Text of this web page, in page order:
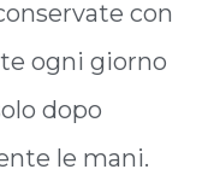
con
ogni giorno
dopo
le mani.